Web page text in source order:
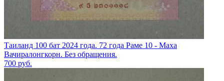
Таиланд 100 бат 2024 года. 72 года Раме 10 - Маха
Вачиралонгкорн. Без обращения.
700 руб.